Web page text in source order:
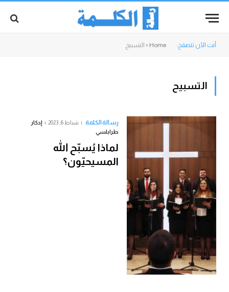
أنت الآن تتصفح: Home
» التسبيح
التسبيح
رسالة الكلمة شباط 6, 2023
إدكار
طرابلسي
لماذا يُسبّح الله
المسيحيّون؟